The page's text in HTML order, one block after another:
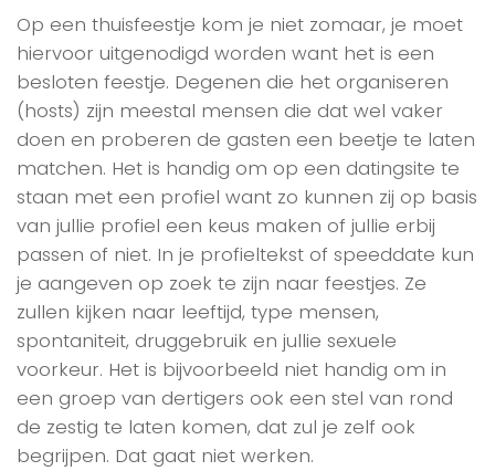
Op een thuisfeestje kom je niet zomaar, je moet
hiervoor uitgenodigd worden want het is een
besloten feestje. Degenen die het organiseren
(hosts) zijn meestal mensen die dat wel vaker
doen en proberen de gasten een beetje te laten
matchen. Het is handig om op een datingsite te
staan met een profiel want zo kunnen zij op basis
van jullie profiel een keus maken of jullie erbij
passen of niet. In je profieltekst of speeddate kun
je aangeven op zoek te zijn naar feestjes. Ze
zullen kijken naar leeftijd, type mensen,
spontaniteit, druggebruik en jullie sexuele
voorkeur. Het is bijvoorbeeld niet handig om in
een groep van dertigers ook een stel van rond
de zestig te laten komen, dat zul je zelf ook
begrijpen. Dat gaat niet werken.